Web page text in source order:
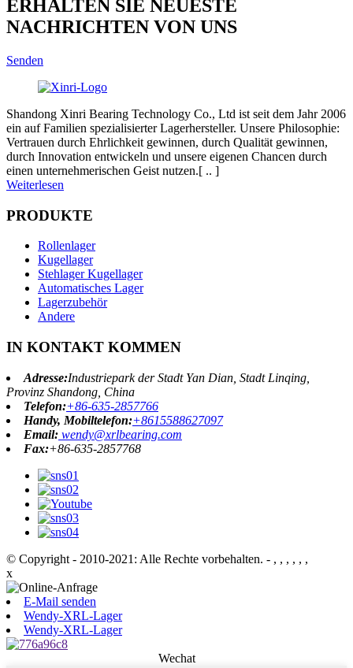
ERHALTEN SIE NEUESTE
NACHRICHTEN VON UNS
Senden
Shandong Xinri Bearing Technology Co., Ltd ist seit dem Jahr 2006
ein auf Familien spezialisierter Lagerhersteller. Unsere Philosophie:
Vertrauen durch Ehrlichkeit gewinnen, durch Qualität gewinnen,
durch Innovation entwickeln und unsere eigenen Chancen durch
einen unternehmerischen Geist nutzen.[ .. ]
Weiterlesen
PRODUKTE
Rollenlager
Kugellager
Stehlager Kugellager
Automatisches Lager
Lagerzubehör
Andere
IN KONTAKT KOMMEN
Adresse:Industriepark der Stadt Yan Dian, Stadt Linqing,
Provinz Shandong, China
Telefon:+86-635-2857766
Handy, Mobiltelefon:+8615588627097
Email: wendy@xrlbearing.com
Fax:+86-635-2857768
© Copyright - 2010-2021: Alle Rechte vorbehalten. - , , , , , ,
x
E-Mail senden
Wendy-XRL-Lager
Wendy-XRL-Lager
Wechat